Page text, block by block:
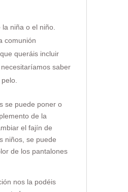
niña o el niño.
comunión
queráis incluir
saber
se puede poner o
de la
el fajín de
niños, se puede
de los pantalones
nos la podéis